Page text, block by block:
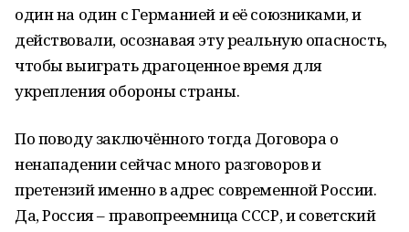
один на один с Германией и её союзниками, и
действовали, осознавая эту реальную опасность,
чтобы выиграть драгоценное время для
укрепления обороны страны.
По поводу заключённого тогда Договора о
ненападении сейчас много разговоров и
претензий именно в адрес современной России.
Да, Россия – правопреемница СССР, и советский